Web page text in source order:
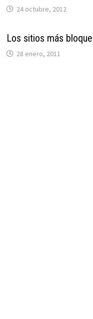
24 octubre, 2012
Los sitios más
28 enero, 2011